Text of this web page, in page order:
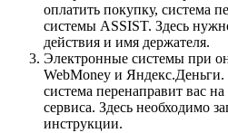
оплатить покупку, система
системы ASSIST. Здесь
действия и имя держателя.
Электронные системы при
WebMoney и
система перенаправит вас
сервиса. Здесь необходимо
инструкции.